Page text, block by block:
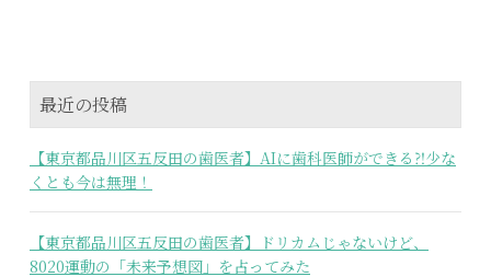
最近の投稿
【東京都品川区五反田の歯医者】AIに歯科医師ができる⁈少な
くとも今は無理！
【東京都品川区五反田の歯医者】ドリカムじゃないけど、
8020運動の「未来予想図」を占ってみた